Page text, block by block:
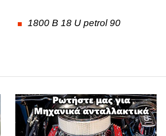
1800 B 18 U petrol 90